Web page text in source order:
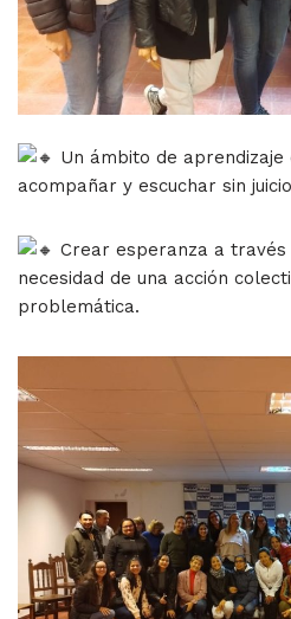
Un ámbito de
acompañar y escuchar sin
Crear esperanza a
necesidad de una acción
problemática.